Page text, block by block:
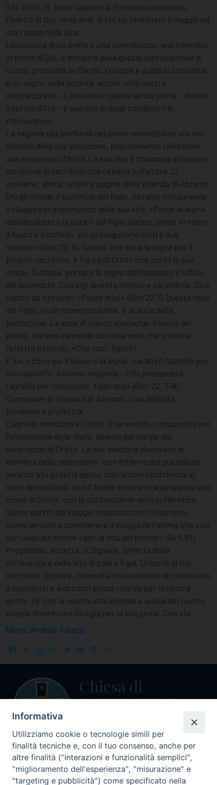
(cfr. Gv 14,2). Meta raggiunta. Promessa compiuta.
Fedeltà di Dio, nella fede di chi ha terminato il viaggio ed
ora riposa nella luce.
L’esistenza di un prete è una benedizione: egli benedice
in nome di Dio, è ministro della grazia sacramentale di
Cristo, proclama la Parola, riunisce e guida la comunità,
è un segno nella società, anche nella nostra
secolarizzata. «Lasciate un paese senza prete – diceva
il curato d’Ars – e vedrete in quali condizioni lo
ritroverete».
La ragione più profonda del prete-benedizione sta nel
mistero della sua vocazione, precisamente nell’essere
una esistenza offerta. La sua vita è chiamata ad essere
conforme al sacrificio che celebra sull’altare. Ci
sovviene, allora, un’altra pagina della vicenda di Abramo.
Dio gli chiede il sacrificio del figlio. Abramo intraprende
il viaggio più drammatico della sua vita. «Prese la legna
dell’olocausto e la caricò sul figlio Isacco, prese in mano
il fuoco e il coltello, poi proseguirono tutti e due
insieme» (Gen 22, 6). Isacco, che reca la legna per il
proprio sacrificio, è figura di Cristo che porta la sua
croce. Tuttavia, portare la legna dell’olocausto è ufficio
del sacerdote. Così egli diventa vittima e sacerdote. Dice
Isacco ad Abramo: «Padre mio!» (Gen 22,7). Questa voce
del figlio, in un momento simile, è la voce della
tentazione. La voce di Isacco sconvolge il cuore del
padre. Abramo risponde con una voce che tradisce
l’affetto paterno: «Che vuoi, figlio?».
E lui: «Ecco qui il fuoco e la legna, ma dov’è l’agnello per
l’olocausto?». Abramo risponde: «Dio provvederà
l’agnello per l’olocausto, figlio mio» (Gen 22, 7-8).
Commuove la risposta di Abramo, così delicata,
prudente e profetica.
L’agnello immolato è Cristo. Il sacerdote, consacrato per
l’imposizione delle mani, diviene partecipe del
sacerdozio di Cristo. Le sue membra diventano le
membra della redenzione: con l’offerta del quotidiano
servizio alla propria gente, con la corrispondenza al
dono del celibato, con il fedele rimanere aggrappato alla
croce di Cristo, con la sublimazione della sofferenza.
Siamo partiti dal viaggio misurato con i chilometri,
siamo arrivati a considerare il viaggio dell’anima che sale
con Gesù sul monte «per la vita del mondo» (Gv 6,51).
Preghiamo. Accetta, o Signore, l’offerta della
sofferenza e della vita di padre Egel. Uniscila al tuo
sacrificio. Signore, concedi a noi sacerdoti di continuare
a spenderci e a donarci senza riserva per la nostra
gente. Fa’ che la nostra vita insieme a quella del nostro
popolo diventi una liturgia per la tua gloria. Così sia.
Mons. Andrea Turazzi
FacebookThreadsWhatsApp
Telegram
EmailPrint
Centralino Curia Vescovile
0541 913711
Informativa
Utilizziamo cookie o tecnologie simili per
finalità tecniche e, con il tuo consenso, anche per
altre finalità ("interazioni e funzionalità semplici",
"miglioramento dell'esperienza", "misurazione" e
"targeting e pubblicità") come specificato nella